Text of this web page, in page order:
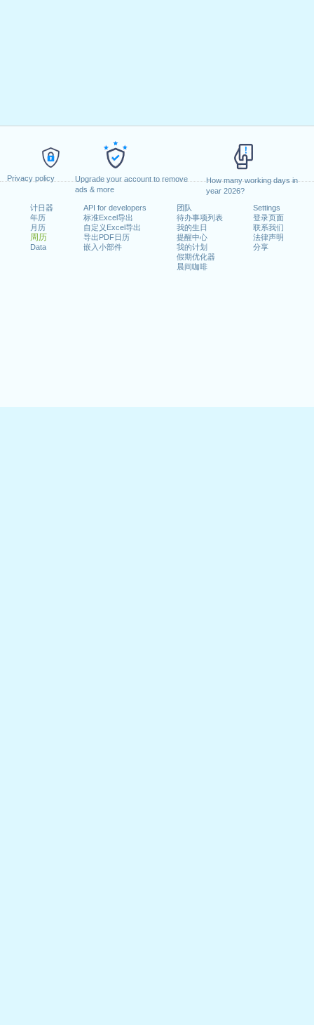
Privacy policy
Upgrade your account to remove
ads & more
How many working days in
year 2026?
计日器
年历
月历
周历
Data
API for developers
标准Excel导出
自定义Excel导出
导出PDF日历
嵌入小部件
团队
待办事项列表
我的生日
提醒中心
我的计划
假期优化器
晨间咖啡
Settings
登录页面
联系我们
法律声明
分享